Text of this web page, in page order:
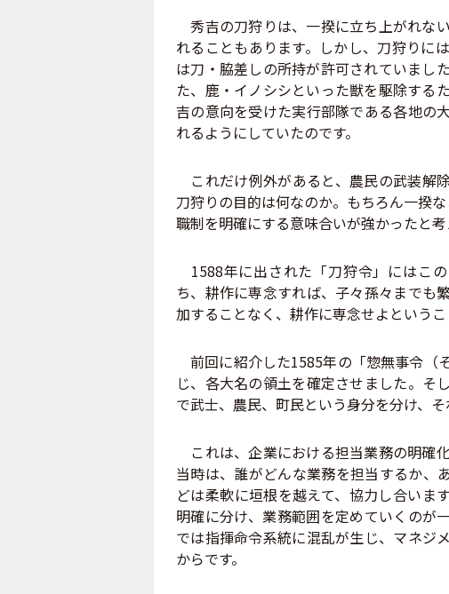
秀吉の刀狩りは、一揆に立ち上がれな
れることもあります。しかし、刀狩りに
は刀・脇差しの所持が許可されていまし
た、鹿・イノシシといった獣を駆除する
吉の意向を受けた実行部隊である各地の
れるようにしていたのです。
これだけ例外があると、農民の武装解
刀狩りの目的は何なのか。もちろん一揆
職制を明確にする意味合いが強かったと考
1588年に出された「刀狩令」にはこ
ち、耕作に専念すれば、子々孫々までも
加することなく、耕作に専念せよというこ
前回に紹介した1585年の「惣無事令（
じ、各大名の領土を確定させました。そ
で武士、農民、町民という身分を分け、
これは、企業における担当業務の明確
当時は、誰がどんな業務を担当するか、
どは柔軟に垣根を越えて、協力し合いま
明確に分け、業務範囲を定めていくのが
では指揮命令系統に混乱が生じ、マネジ
からです。